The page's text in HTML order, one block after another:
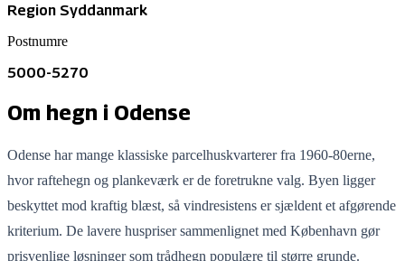
Region Syddanmark
Postnumre
5000-5270
Om hegn i Odense
Odense har mange klassiske parcelhuskvarterer fra 1960-80erne,
hvor raftehegn og plankeværk er de foretrukne valg. Byen ligger
beskyttet mod kraftig blæst, så vindresistens er sjældent et afgørende
kriterium. De lavere huspriser sammenlignet med København gør
prisvenlige løsninger som trådhegn populære til større grunde.